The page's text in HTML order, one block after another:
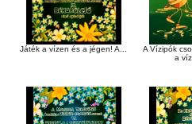
Játék a vízen és a jégen! A...
A Vízipók
a víz